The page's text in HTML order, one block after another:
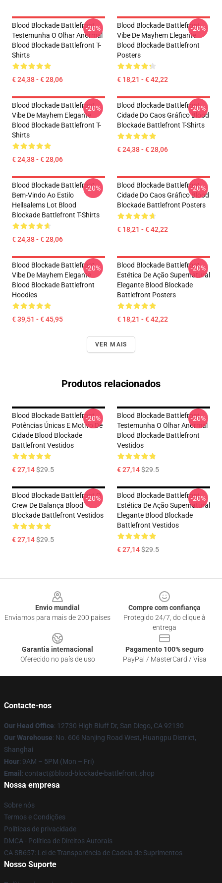
Blood Blockade Battlefront
Testemunha O Olhar Anormal
Blood Blockade Battlefront T-
Shirts
€ 24,38 - € 28,06
-20%
Blood Blockade Battlefront
Vibe De Mayhem Elegante
Blood Blockade Battlefront
Posters
€ 18,21 - € 42,22
-20%
Blood Blockade Battlefront
Vibe De Mayhem Elegante
Blood Blockade Battlefront T-
Shirts
€ 24,38 - € 28,06
-20%
Blood Blockade Battlefront
Cidade Do Caos Gráfico Blood
Blockade Battlefront T-Shirts
€ 24,38 - € 28,06
-20%
Blood Blockade Battlefront
Bem-Vindo Ao Estilo
Hellsalems Lot Blood
Blockade Battlefront T-Shirts
€ 24,38 - € 28,06
-20%
Blood Blockade Battlefront
Cidade Do Caos Gráfico Blood
Blockade Battlefront Posters
€ 18,21 - € 42,22
-20%
Blood Blockade Battlefront
Vibe De Mayhem Elegante
Blood Blockade Battlefront
Hoodies
€ 39,51 - € 45,95
-20%
Blood Blockade Battlefront
Estética De Ação Supernatural
Elegante Blood Blockade
Battlefront Posters
€ 18,21 - € 42,22
-20%
VER MAIS
Produtos relacionados
Blood Blockade Battlefront
Potências Únicas E Motivo De
Cidade Blood Blockade
Battlefront Vestidos
€ 27,14$29.5
-20%
Blood Blockade Battlefront
Testemunha O Olhar Anormal
Blood Blockade Battlefront
Vestidos
€ 27,14$29.5
-20%
Blood Blockade Battlefront O
Crew De Balança Blood
Blockade Battlefront Vestidos
€ 27,14$29.5
-20%
Blood Blockade Battlefront
Estética De Ação Supernatural
Elegante Blood Blockade
Battlefront Vestidos
€ 27,14$29.5
-20%
Envio mundial
Enviamos para mais de 200 países
Compre com confiança
Protegido 24/7, do clique à
entrega
Garantia internacional
Oferecido no país de uso
Pagamento 100% seguro
PayPal / MasterCard / Visa
Contacte-nos
Our Head Office: 12730 High Bluff Dr, San Diego, CA 92130
Our Warehouse: No. 606 Nanjing Road West, Huangpu District,
Shanghai
Hour: 9AM – 5PM (Mon – Fri)
Email : contact@blood-blockade-battlefront.shop
Nossa empresa
Sobre nós
Termos e Condições
Políticas de privacidade
DMCA - Política de Direitos Autorais
CA SB657: Lei de Transparência de Cadeia de Suprimentos
Nosso Suporte